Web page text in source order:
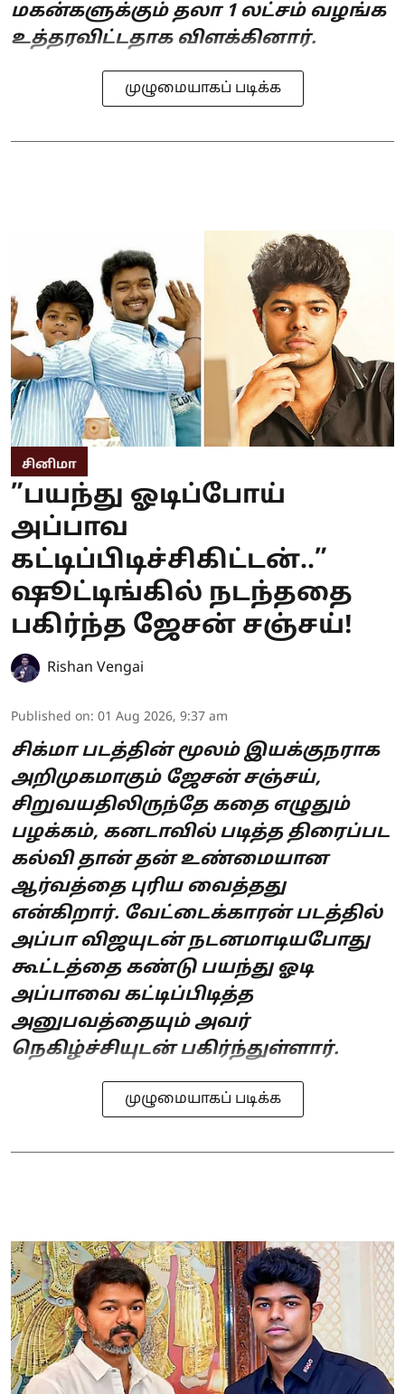
மகன்களுக்கும் தலா 1 லட்சம் வழங்க
உத்தரவிட்டதாக விளக்கினார்.
முழுமையாகப் படிக்க
சினிமா
”பயந்து ஓடிப்போய்
அப்பாவ
கட்டிப்பிடிச்சிகிட்டன்..”
ஷூட்டிங்கில் நடந்ததை
பகிர்ந்த ஜேசன் சஞ்சய்!
Rishan Vengai
Published on: 01 Aug 2026, 9:37 am
சிக்மா படத்தின் மூலம் இயக்குநராக
அறிமுகமாகும் ஜேசன் சஞ்சய்,
சிறுவயதிலிருந்தே கதை எழுதும்
பழக்கம், கனடாவில் படித்த திரைப்பட
கல்வி தான் தன் உண்மையான
ஆர்வத்தை புரிய வைத்தது
என்கிறார். வேட்டைக்காரன் படத்தில்
அப்பா விஜயுடன் நடனமாடியபோது
கூட்டத்தை கண்டு பயந்து ஓடி
அப்பாவை கட்டிப்பிடித்த
அனுபவத்தையும் அவர்
நெகிழ்ச்சியுடன் பகிர்ந்துள்ளார்.
முழுமையாகப் படிக்க